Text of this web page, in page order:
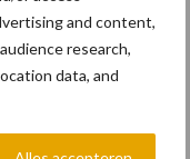
and content,
research,
data, and
zoals die ook
Met die serie
niveau van de
opvallende 12 inch
in één oogopslag